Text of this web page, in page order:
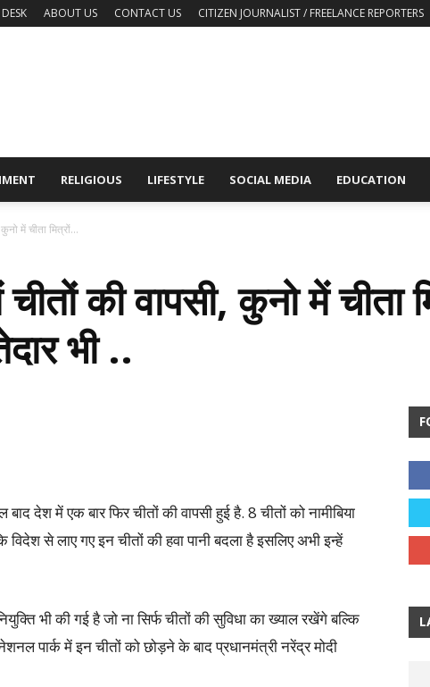
ABOUT US CONTACT US CITIZEN JOURNALIST / FREELANCE REPORTERS
RELIGIOUS LIFESTYLE SOCIAL MEDIA EDUCATION
में चीता मित्रों...
की वापसी, कुनो में चीता
भी ..
देश में एक बार फिर चीतों की वापसी हुई है. 8 चीतों को नामीबिया
से लाए गए इन चीतों की हवा पानी बदला है इसलिए अभी इन्हें
भी की गई है जो ना सिर्फ चीतों की सुविधा का ख्याल रखेंगे बल्कि
पार्क में इन चीतों को छोड़ने के बाद प्रधानमंत्री नरेंद्र मोदी